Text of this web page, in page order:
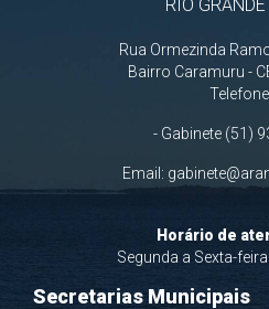
RIO
Rua Ormezinda
Bairro Caramuru -
- Gabinete (51)
Email:
Horário de
Segunda a Sexta-
Secretarias Municipais